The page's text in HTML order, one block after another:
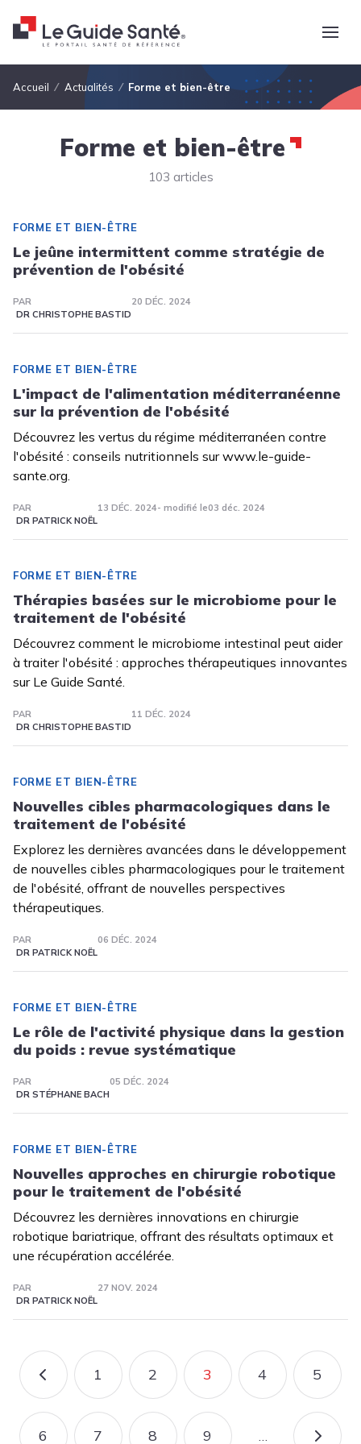
Fil d'Ariane
Accueil Actualités Forme et bien-être
Forme et bien-être
103 articles
FORME ET BIEN-ÊTRE
Le jeûne intermittent comme stratégie de
prévention de l'obésité
PAR
DR CHRISTOPHE BASTID
20 DÉC. 2024
FORME ET BIEN-ÊTRE
L'impact de l'alimentation méditerranéenne
sur la prévention de l'obésité
Découvrez les vertus du régime méditerranéen contre
l'obésité : conseils nutritionnels sur www.le-guide-
sante.org.
PAR
DR PATRICK NOËL
13 DÉC. 2024- modifié le03 déc. 2024
FORME ET BIEN-ÊTRE
Thérapies basées sur le microbiome pour le
traitement de l'obésité
Découvrez comment le microbiome intestinal peut aider
à traiter l'obésité : approches thérapeutiques innovantes
sur Le Guide Santé.
PAR
DR CHRISTOPHE BASTID
11 DÉC. 2024
FORME ET BIEN-ÊTRE
Nouvelles cibles pharmacologiques dans le
traitement de l'obésité
Explorez les dernières avancées dans le développement
de nouvelles cibles pharmacologiques pour le traitement
de l'obésité, offrant de nouvelles perspectives
thérapeutiques.
PAR
DR PATRICK NOËL
06 DÉC. 2024
FORME ET BIEN-ÊTRE
Le rôle de l'activité physique dans la gestion
du poids : revue systématique
PAR
DR STÉPHANE BACH
05 DÉC. 2024
FORME ET BIEN-ÊTRE
Nouvelles approches en chirurgie robotique
pour le traitement de l'obésité
Découvrez les dernières innovations en chirurgie
robotique bariatrique, offrant des résultats optimaux et
une récupération accélérée.
PAR
DR PATRICK NOËL
27 NOV. 2024
Pagination
PAGE PRÉCÉDENTE
PAGE
1 PAGE
2 PAGE COURANTE
3 PAGE
4 PAGE
5
6 7 8 9